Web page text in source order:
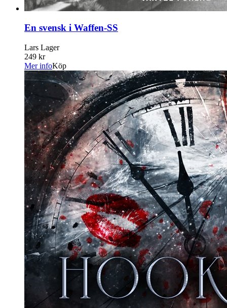
En svensk i Waffen-SS
Lars Lager
249 kr
Mer infoKöp